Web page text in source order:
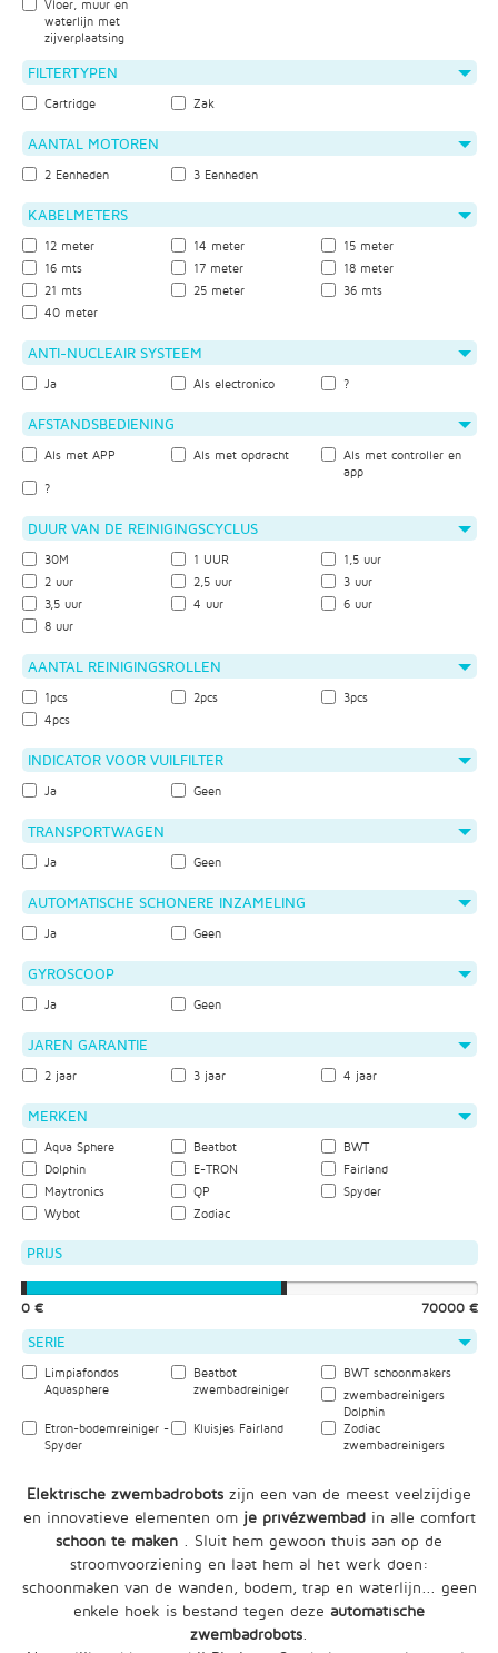
Elektrische zwembadrobots zijn een van de meest veelzijdige
en innovatieve elementen om je privézwembad in alle comfort
schoon te maken
. Sluit hem gewoon thuis aan op de
stroomvoorziening en laat hem al het werk doen:
schoonmaken van de wanden, bodem, trap en waterlijn... geen
enkele hoek is bestand tegen deze automatische
zwembadrobots
Vloer, muur en
waterlijn met
zijverplaatsing
FILTERTYPEN
Cartridge Zak
AANTAL MOTOREN
2 Eenheden 3 Eenheden
KABELMETERS
12 meter 14 meter
15 meter
16 mts
17 meter
18 meter
21 mts
25 meter
36 mts
40 meter
ANTI-NUCLEAIR SYSTEEM
Ja Als electronico ?
AFSTANDSBEDIENING
Als met APP Als met opdracht
Als met controller en
app
?
DUUR VAN DE REINIGINGSCYCLUS
30M 1 UUR
1,5 uur
2 uur
2,5 uur
3 uur
3,5 uur
4 uur
6 uur
8 uur
AANTAL REINIGINGSROLLEN
1pcs 2pcs
3pcs
4pcs
INDICATOR VOOR VUILFILTER
Ja Geen
TRANSPORTWAGEN
Ja Geen
AUTOMATISCHE SCHONERE INZAMELING
Ja Geen
GYROSCOOP
Ja Geen
JAREN GARANTIE
2 jaar 3 jaar 4 jaar
MERKEN
Aqua Sphere Beatbot
BWT
Dolphin
E-TRON
Fairland
Maytronics
QP
Spyder
Wybot
Zodiac
PRIJS
0 € 70000 €
SERIE
Limpiafondos
Aquasphere
Beatbot
zwembadreiniger
BWT schoonmakers
zwembadreinigers
Dolphin
Etron-bodemreiniger -
Spyder
Kluisjes Fairland
Zodiac
zwembadreinigers